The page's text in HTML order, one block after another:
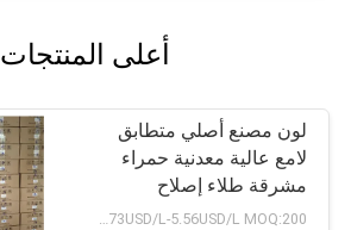
أعلى المنتجات
لون مصنع أصلي متطابق
لامع عالية معدنية حمراء
مشرقة طلاء إصلاح
السيارات
2.73USD/L-5.56USD/L MOQ:200 لتر